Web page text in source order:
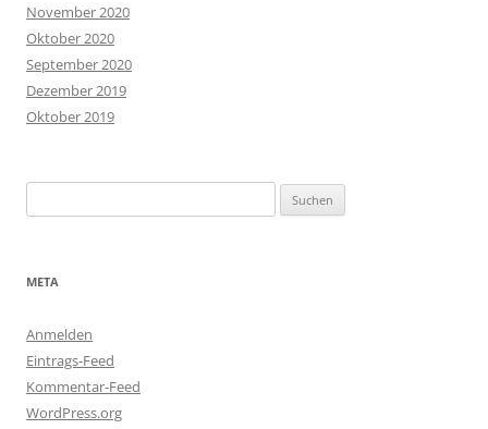
November 2020
Oktober 2020
September 2020
Dezember 2019
Oktober 2019
nach:
META
Anmelden
Eintrags-Feed
Kommentar-Feed
WordPress.org